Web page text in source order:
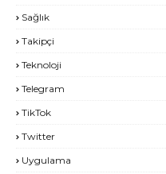
Sağlık
Takipçi
Teknoloji
Telegram
TikTok
Twitter
Uygulama